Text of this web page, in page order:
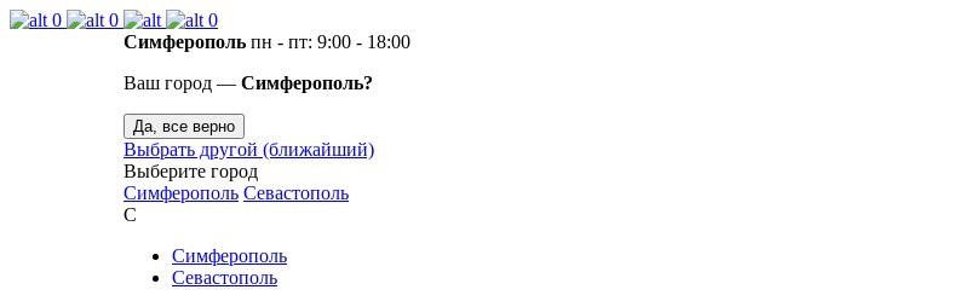
0 0
0
Симферополь пн - пт: 9:00 - 18:00
Ваш город — Симферополь?
Да, все верно
Выбрать другой (ближайший)
Выберите город
Симферополь Севастополь
С
Симферополь
Севастополь